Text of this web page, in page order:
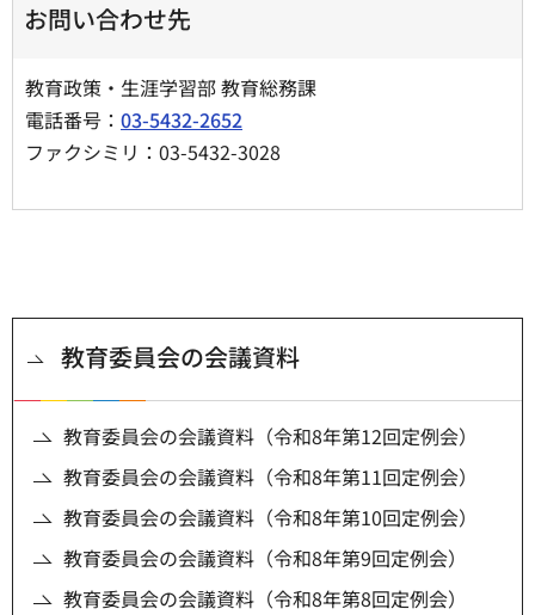
お問い合わせ先
教育政策・生涯学習部 教育総務課
電話番号： 03-5432-2652
ファクシミリ：03-5432-3028
教育委員会の会議資料
教育委員会の会議資料（令和8年第12回定例会）
教育委員会の会議資料（令和8年第11回定例会）
教育委員会の会議資料（令和8年第10回定例会）
教育委員会の会議資料（令和8年第9回定例会）
教育委員会の会議資料（令和8年第8回定例会）